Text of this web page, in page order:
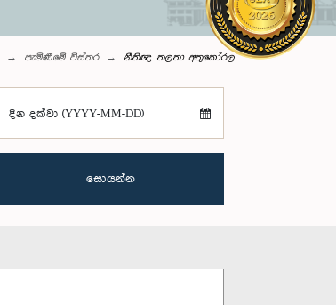
පැමිණීමේ විස්තර නීතිඥ තලතා අතුකෝරල
දින දක්වා (YYYY-MM-DD)
සොයන්න